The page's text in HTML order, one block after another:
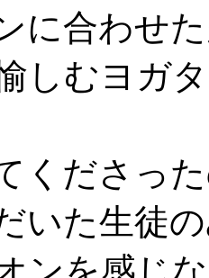
に合わせ
しむヨガ
くださっ
いた生徒